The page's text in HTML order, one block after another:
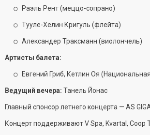
Раэль Рент (меццо-сопрано)
Тууле-Хелин Кригуль (флейта)
Александер Траксманн (виолончель)
Артисты балета:
Евгений Гриб, Кетлин Оя
Ведущий вечера: Танель Йонас
Главный спонсор летнего концерта — AS
Концерт поддерживают V Spa, Kvartal, Coop